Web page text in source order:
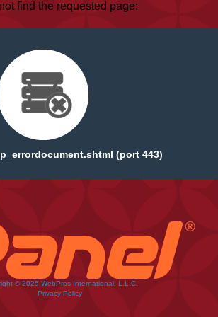
find the requested page:
(port 443)
© 2025 WebPros International, L.L.C.
Privacy Policy